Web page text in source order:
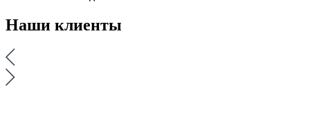
Наши клиенты